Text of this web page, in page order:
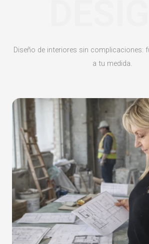
Diseño de interiores sin complicaciones:
a tu medida.